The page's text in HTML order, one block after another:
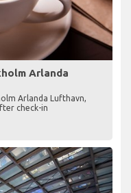
Arlanda
Arlanda Lufthavn,
check-in